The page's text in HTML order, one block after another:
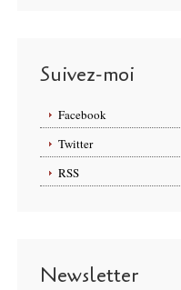
Suivez-moi
Facebook
Twitter
RSS
Newsletter